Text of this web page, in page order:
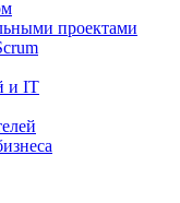
проектами
и IT